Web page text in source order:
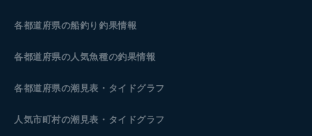
各都道府県の船釣り釣果情報
各都道府県の人気魚種の釣果情報
各都道府県の潮見表 ・タイドグラフ
人気市町村の潮見表・タイドグラフ